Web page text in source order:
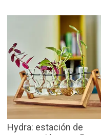
Hydra: estación de